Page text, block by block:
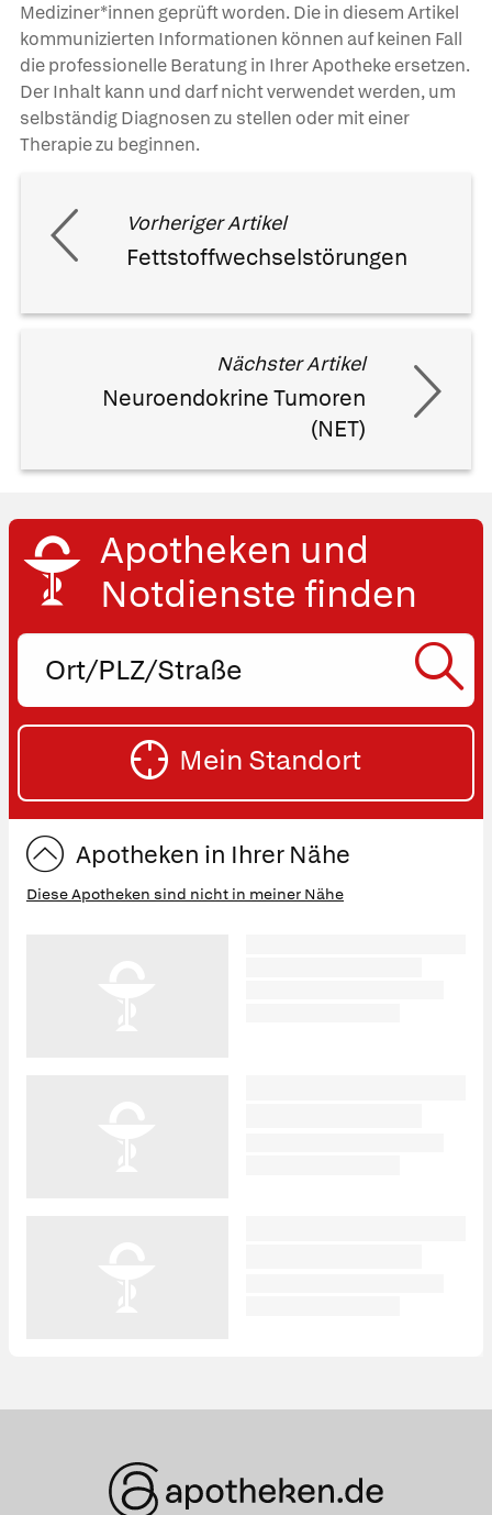
Mediziner*innen geprüft worden. Die in diesem Artikel
kommunizierten Informationen können auf keinen Fall
die professionelle Beratung in Ihrer Apotheke ersetzen.
Der Inhalt kann und darf nicht verwendet werden, um
selbständig Diagnosen zu stellen oder mit einer
Therapie zu beginnen.
Vorheriger Artikel
Fettstoffwechselstörungen
Nächster Artikel
Neuroendokrine Tumoren
(NET)
Apotheken und
Notdienste finden
Ort,
oder
Straße
Mein Standort
Apotheken in Ihrer Nähe
Diese Apotheken sind nicht in meiner Nähe